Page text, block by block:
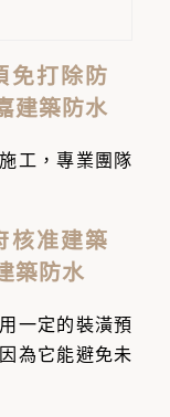
免打除防
建築防水
工，專業團隊
核准建築
築防水
一定的裝潢預
為它能避免未